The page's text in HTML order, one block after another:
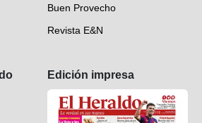
Buen Provecho
Revista E&N
Edición impresa